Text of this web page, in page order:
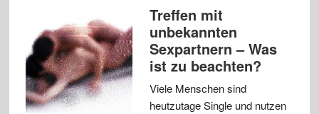
Treffen mit
unbekannten
Sexpartnern – Was
ist zu beachten?
Viele Menschen sind
heutzutage Single und nutzen